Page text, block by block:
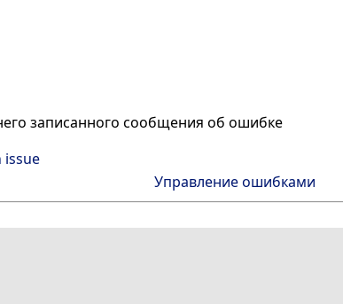
записанного сообщения об ошибке
issue
Управление ошибками